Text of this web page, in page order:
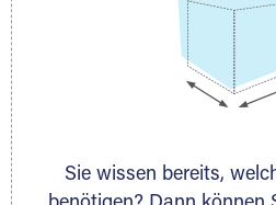
Sie wissen bereits,